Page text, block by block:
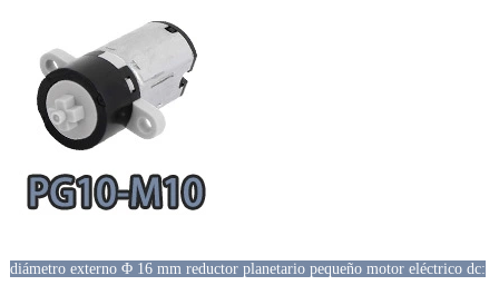
diámetro externo Φ 16 mm reductor planetario pequeño motor eléctrico dc: